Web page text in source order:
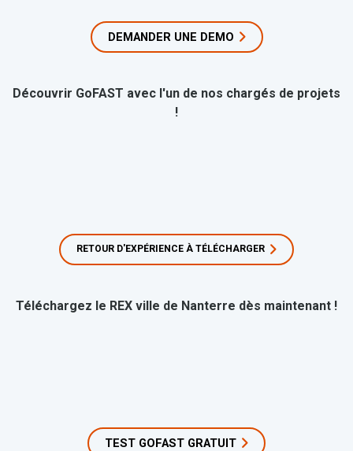
DEMANDER UNE DEMO
Découvrir GoFAST avec l'un de nos chargés de projets
!
RETOUR D'EXPÉRIENCE À TÉLÉCHARGER
Téléchargez le REX ville de Nanterre dès maintenant !
TEST GOFAST GRATUIT